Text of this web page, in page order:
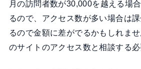
月の訪問者数が30,000を越える場
るので、アクセス数が多い場合は
るので金額に差がでるかもしれま
のサイトのアクセス数と相談する必